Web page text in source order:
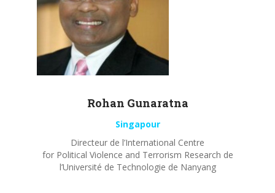
Rohan Gunaratna
Singapour
Directeur de l’International Centre
for Political Violence and Terrorism Research de
l’Université de Technologie de Nanyang